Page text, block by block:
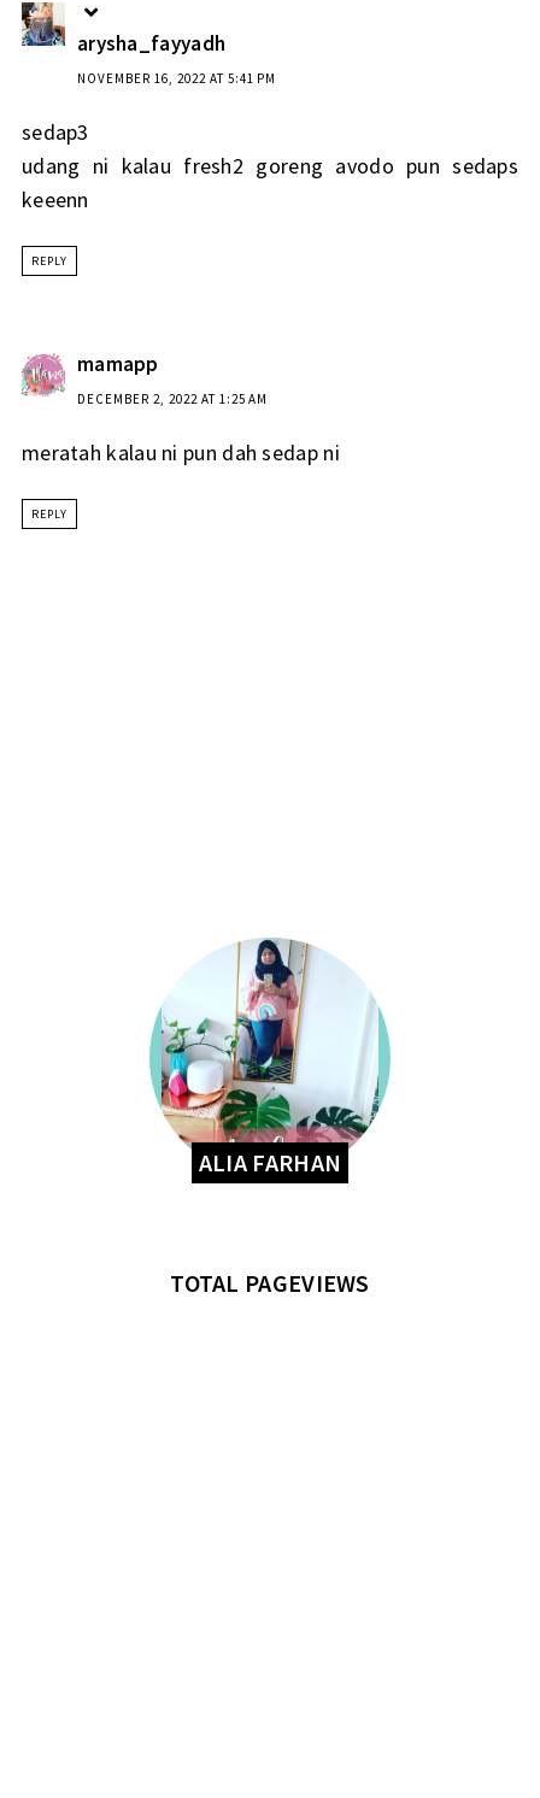
arysha_fayyadh
NOVEMBER 16, 2022 AT 5:41 PM
sedap3
udang ni kalau fresh2 goreng avodo pun sedaps
keeenn
REPLY
mamapp
DECEMBER 2, 2022 AT 1:25 AM
meratah kalau ni pun dah sedap ni
REPLY
ALIA FARHAN
TOTAL PAGEVIEWS